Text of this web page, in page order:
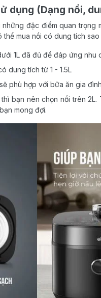
dụng (Dạng nồi,
đặc điểm quan trọng
mua nồi có dung tích
1L đã đủ để đáp ứng nhu
dung tích từ 1 - 1.5L
phù hợp với bữa ăn gia
bạn nên chọn nồi trên 2L.
mong đợi.